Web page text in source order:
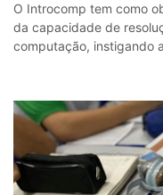
O Introcomp tem como
da capacidade de
computação, instigando